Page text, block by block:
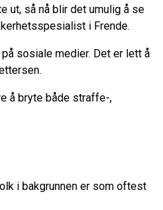
ut, så nå blir det umulig å se
i Frende.
sosiale medier. Det er lett å
å bryte både straffe-,
i bakgrunnen er som oftest